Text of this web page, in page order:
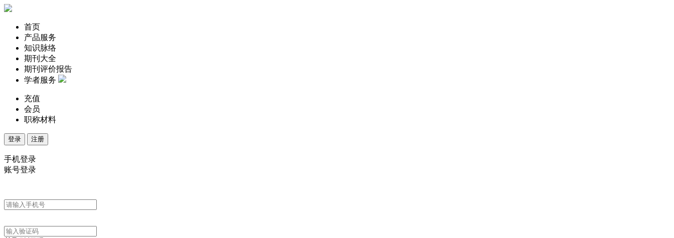
首页
产品服务
知识脉络
期刊大全
期刊评价报告
学者服务
充值
会员
职称材料
登录 注册
手机登录
账号登录